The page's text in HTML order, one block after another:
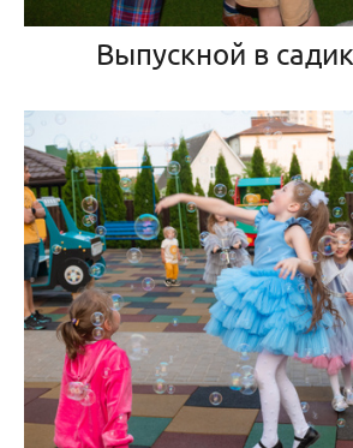
Выпускной в